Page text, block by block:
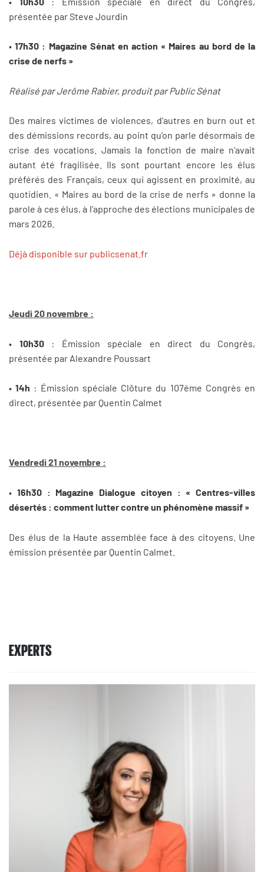
présentée par Steve Jourdin
•17h30 : Magazine Sénat en action « Maires au bord de la
crise de nerfs »
Réalisé par Jerôme Rabier, produit par Public Sénat
Des maires victimes de violences, d’autres en burn out et
des démissions records, au point qu’on parle désormais de
crise des vocations. Jamais la fonction de maire n’avait
autant été fragilisée. Ils sont pourtant encore les élus
préférés des Français, ceux qui agissent en proximité, au
quotidien. « Maires au bord de la crise de nerfs » donne la
parole à ces élus, à l’approche des élections municipales de
mars 2026.
Déjà disponible sur publicsenat.fr
Jeudi 20 novembre :
• 10h30: Émission spéciale en direct du Congrès,
présentée par Alexandre Poussart
•14h : Émission spéciale Clôture du 107ème Congrès en
direct, présentée par Quentin Calmet
Vendredi 21 novembre :
• 16h30 : Magazine Dialogue citoyen : « Centres-villes
désertés : comment lutter contre un phénomène massif »
Des élus de la Haute assemblée face à des citoyens. Une
émission présentée par Quentin Calmet.
EXPERTS